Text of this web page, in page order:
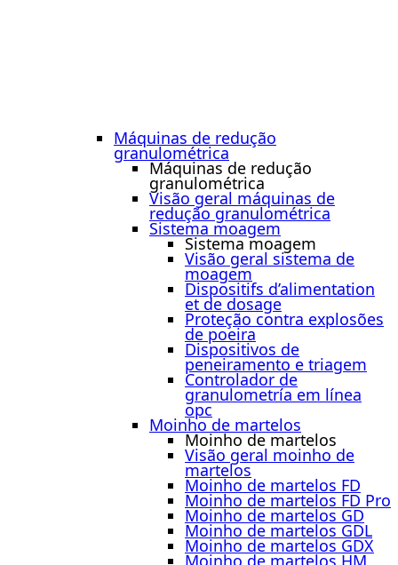
Máquinas de redução
granulométrica
Máquinas de redução
granulométrica
Visão geral máquinas de
redução granulométrica
Sistema moagem
Sistema moagem
Visão geral sistema de
moagem
Dispositifs d’alimentation
et de dosage
Proteção contra explosões
de poeira
Dispositivos de
peneiramento e triagem
Controlador de
granulometría em línea
opc
Moinho de martelos
Moinho de martelos
Visão geral moinho de
martelos
Moinho de martelos FD
Moinho de martelos FD Pro
Moinho de martelos GD
Moinho de martelos GDL
Moinho de martelos GDX